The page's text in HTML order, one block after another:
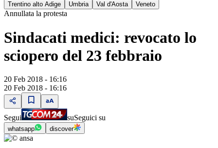
Trentino alto Adige
Umbria Val d'Aosta Veneto
Annullata la protesta
Sindacati medici: revocato lo
sciopero del 23 febbraio
20 Feb 2018 - 16:16
20 Feb 2018 - 16:16
Segui suSeguici su
whatsapp discover